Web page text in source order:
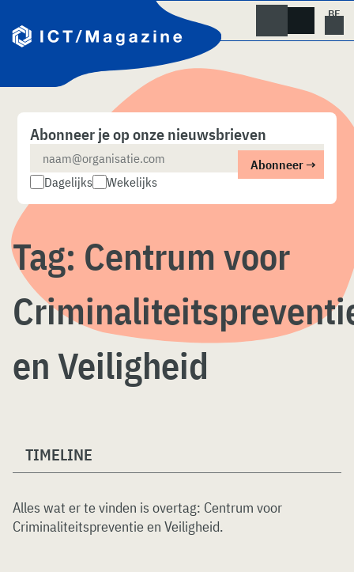
naar
content
Abonneer je op onze nieuwsbrieven
Dagelijks Wekelijks
Tag: Centrum voor
en Veiligheid
TIMELINE
Alles wat er te vinden is overtag: Centrum voor
Criminaliteitspreventie en Veiligheid.